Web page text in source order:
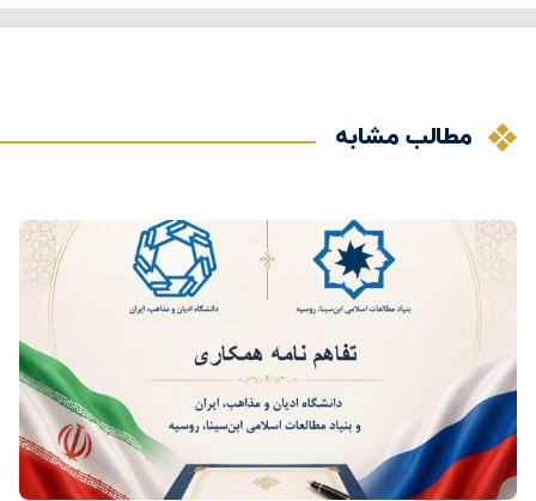
مطالب مشابه